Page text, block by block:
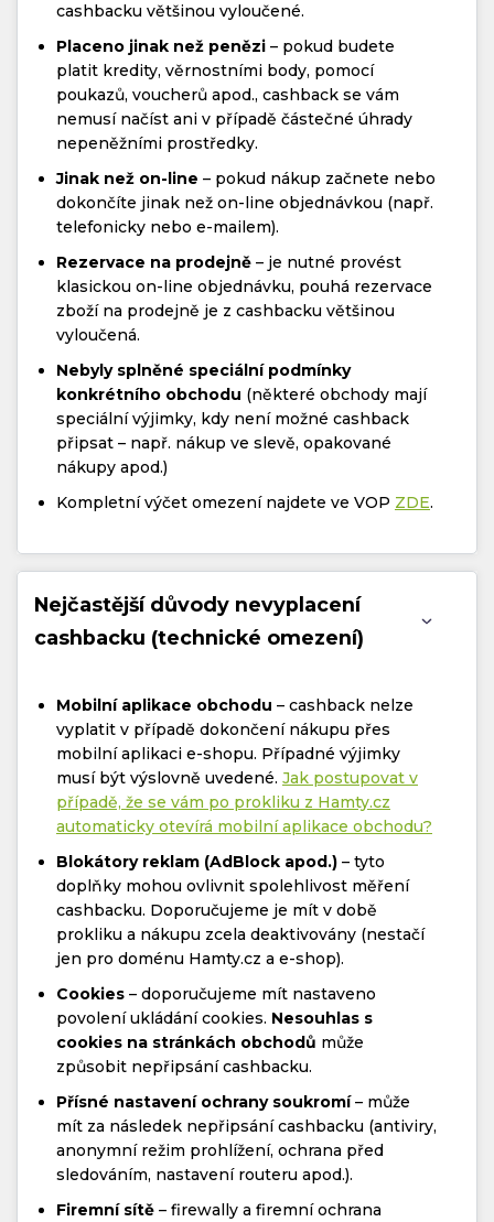
cashbacku většinou vyloučené.
Placeno jinak než penězi – pokud budete
platit kredity, věrnostními body, pomocí
poukazů, voucherů apod., cashback se vám
nemusí načíst ani v případě částečné úhrady
nepeněžními prostředky.
Jinak než on-line – pokud nákup začnete nebo
dokončíte jinak než on-line objednávkou (např.
telefonicky nebo e-mailem).
Rezervace na prodejně – je nutné provést
klasickou on-line objednávku, pouhá rezervace
zboží na prodejně je z cashbacku většinou
vyloučená.
Nebyly splněné speciální podmínky
konkrétního obchodu (některé obchody mají
speciální výjimky, kdy není možné cashback
připsat – např. nákup ve slevě, opakované
nákupy apod.)
Kompletní výčet omezení najdete ve VOP ZDE.
Nejčastější důvody nevyplacení
cashbacku (technické omezení)
Mobilní aplikace obchodu – cashback nelze
vyplatit v případě dokončení nákupu přes
mobilní aplikaci e-shopu. Případné výjimky
musí být výslovně uvedené. Jak postupovat v
případě, že se vám po prokliku z Hamty.cz
automaticky otevírá mobilní aplikace obchodu?
Blokátory reklam (AdBlock apod.) – tyto
doplňky mohou ovlivnit spolehlivost měření
cashbacku. Doporučujeme je mít v době
prokliku a nákupu zcela deaktivovány (nestačí
jen pro doménu Hamty.cz a e-shop).
Cookies – doporučujeme mít nastaveno
povolení ukládání cookies. Nesouhlas s
cookies na stránkách obchodů může
způsobit nepřipsání cashbacku.
Přísné nastavení ochrany soukromí– může
mít za následek nepřipsání cashbacku (antiviry,
anonymní režim prohlížení, ochrana před
sledováním, nastavení routeru apod.).
Firemní sítě – firewally a firemní ochrana